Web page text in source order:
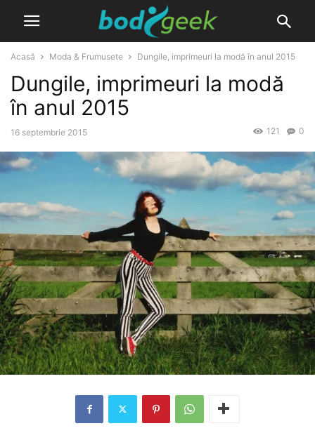
Acasă Moda & Frumusete Dungile, imprimeuri la modă în anul 2015
Dungile, imprimeuri la modă
în anul 2015
16 septembrie 2015 0
121